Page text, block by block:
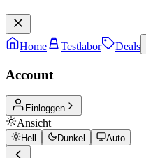
Home Testlabor Deals
Account
Einloggen
Ansicht
Hell Dunkel Auto